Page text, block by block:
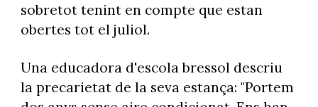
sobretot tenint en compte que estan
obertes tot el juliol.
Una educadora d'escola bressol descriu
la precarietat de la seva estança: "Portem